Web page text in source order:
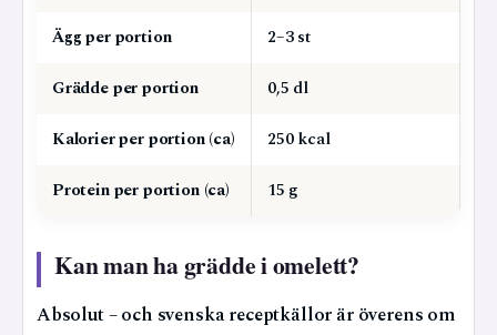
Ägg per portion
2–3 st
Grädde per portion
0,5 dl
Kalorier per portion (ca)
250 kcal
Protein per portion (ca)
15 g
Kan man ha grädde i omelett?
Absolut – och svenska receptkällor är överens om